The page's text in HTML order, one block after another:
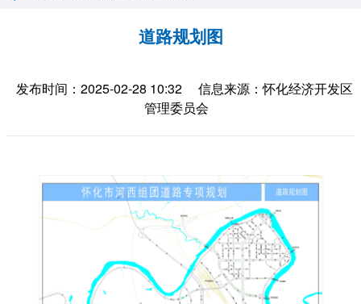
道路规划图
发布时间：2025-02-28 10:32
信息来源：怀化经济开发区
管理委员会